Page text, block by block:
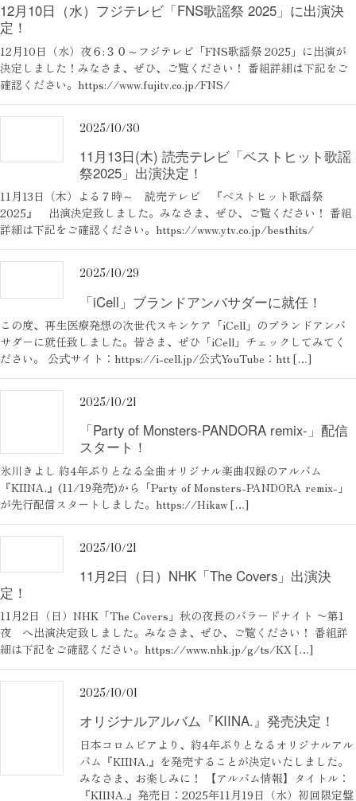
12月10日（水）フジテレビ「FNS歌謡祭 2025」に出演決
定！
12月10日（水）夜６:３０～フジテレビ「FNS歌謡祭 2025」に出演が
決定しました！みなさま、ぜひ、ご覧ください！ 番組詳細は下記をご
確認ください。https://www.fujitv.co.jp/FNS/
2025/10/30
11月13日(木) 読売テレビ「ベストヒット歌謡
祭2025」出演決定！
11月13日（木）よる７時～ 読売テレビ 『ベストヒット歌謡祭
2025』 出演決定致しました。みなさま、ぜひ、ご覧ください！ 番組
詳細は下記をご確認ください。https://www.ytv.co.jp/besthits/
2025/10/29
「iCell」ブランドアンバサダーに就任！
この度、再生医療発想の次世代スキンケア「iCell」のブランドアンバ
サダーに就任致しました。皆さま、ぜひ「iCell」チェックしてみてく
ださい。 公式サイト：https://i-cell.jp/公式YouTube：htt […]
2025/10/21
「Party of Monsters-PANDORA remix-」配信
スタート！
氷川きよし 約4年ぶりとなる全曲オリジナル楽曲収録のアルバム
『KIINA.』(11/19発売)から「Party of Monsters-PANDORA remix-」
が先行配信スタートしました。https://Hikaw […]
2025/10/21
11月2日（日）NHK「The Covers」出演決
定！
11月2日（日）NHK「The Covers」秋の夜長のバラードナイト 〜第1
夜 へ出演決定致しました。みなさま、ぜひ、ご覧ください！ 番組詳
細は下記をご確認ください。https://www.nhk.jp/g/ts/KX […]
2025/10/01
オリジナルアルバム『KIINA.』発売決定！
日本コロムビアより、約4年ぶりとなるオリジナルアル
バム『KIINA.』を発売することが決定いたしました。
みなさま、お楽しみに！ 【アルバム情報】タイトル：
『KIINA.』発売日：2025年11月19日（水）初回限定盤